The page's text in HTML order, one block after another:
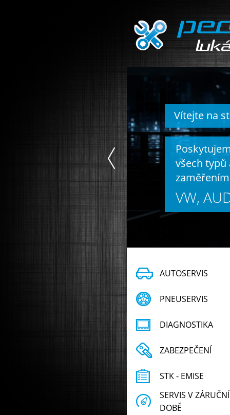
Vítejte na
všech typů
VW,
AUTOSERVIS
PNEUSERVIS
DIAGNOSTIKA
ZABEZPEČENÍ
STK - EMISE
SERVIS V ZÁRUČNÍ
DOBĚ